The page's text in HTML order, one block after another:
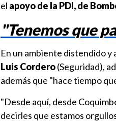
el apoyo de la PDI, de
"Tenemos que
En un ambiente distendido y
Luis Cordero(Seguridad),
además que "hace tiempo
"Desde aquí, desde
decirles que estamos